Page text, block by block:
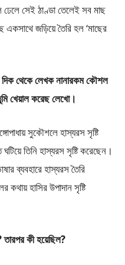
সেই ঠাণ্ডা তেলেই সব মাছ
জড়িয়ে তৈরি হল ‘মাছের
দিক থেকে লেখক নানারকম কৌশল
খেয়াল করেছ লেখো।
সুকৌশলে হাস্যরস সৃষ্টি
তিনি হাস্যরস সৃষ্টি করেছেন।
ব্যবহারে হাস্যরস তৈরি
কথায় হাসির উপাদান সৃষ্টি
তারপর কী হয়েছিল?